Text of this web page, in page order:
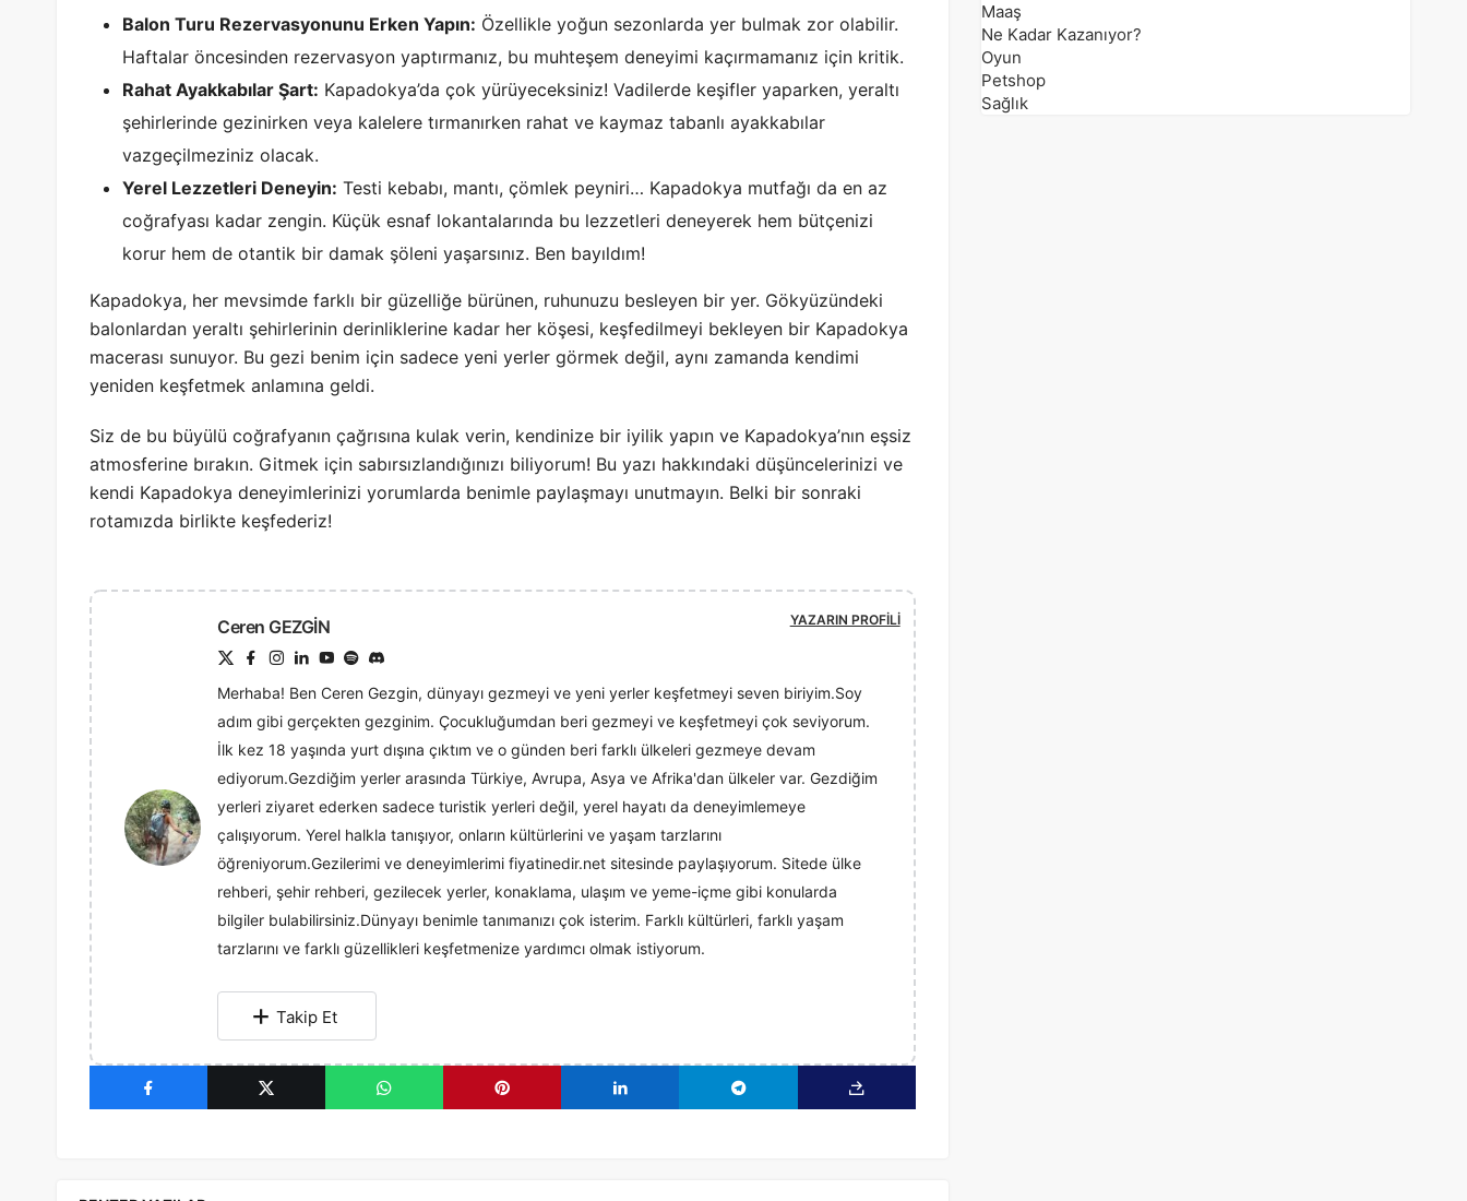
Balon Turu Rezervasyonunu Erken Yapın: Özellikle yoğun sezonlarda yer bulmak zor olabilir.
Haftalar öncesinden rezervasyon yaptırmanız, bu muhteşem deneyimi kaçırmamanız için kritik.
Rahat Ayakkabılar Şart: Kapadokya’da çok yürüyeceksiniz! Vadilerde keşifler yaparken, yeraltı
şehirlerinde gezinirken veya kalelere tırmanırken rahat ve kaymaz tabanlı ayakkabılar
vazgeçilmeziniz olacak.
Yerel Lezzetleri Deneyin: Testi kebabı, mantı, çömlek peyniri… Kapadokya mutfağı da en az
coğrafyası kadar zengin. Küçük esnaf lokantalarında bu lezzetleri deneyerek hem bütçenizi
korur hem de otantik bir damak şöleni yaşarsınız. Ben bayıldım!
Kapadokya, her mevsimde farklı bir güzelliğe bürünen, ruhunuzu besleyen bir yer. Gökyüzündeki
balonlardan yeraltı şehirlerinin derinliklerine kadar her köşesi, keşfedilmeyi bekleyen bir Kapadokya
macerası sunuyor. Bu gezi benim için sadece yeni yerler görmek değil, aynı zamanda kendimi
yeniden keşfetmek anlamına geldi.
Siz de bu büyülü coğrafyanın çağrısına kulak verin, kendinize bir iyilik yapın ve Kapadokya’nın eşsiz
atmosferine bırakın. Gitmek için sabırsızlandığınızı biliyorum! Bu yazı hakkındaki düşüncelerinizi ve
kendi Kapadokya deneyimlerinizi yorumlarda benimle paylaşmayı unutmayın. Belki bir sonraki
rotamızda birlikte keşfederiz!
Ceren GEZGİN
Merhaba! Ben Ceren Gezgin, dünyayı gezmeyi ve yeni yerler keşfetmeyi seven biriyim.Soy
adım gibi gerçekten gezginim. Çocukluğumdan beri gezmeyi ve keşfetmeyi çok seviyorum.
İlk kez 18 yaşında yurt dışına çıktım ve o günden beri farklı ülkeleri gezmeye devam
ediyorum.Gezdiğim yerler arasında Türkiye, Avrupa, Asya ve Afrika'dan ülkeler var. Gezdiğim
yerleri ziyaret ederken sadece turistik yerleri değil, yerel hayatı da deneyimlemeye
çalışıyorum. Yerel halkla tanışıyor, onların kültürlerini ve yaşam tarzlarını
öğreniyorum.Gezilerimi ve deneyimlerimi fiyatinedir.net sitesinde paylaşıyorum. Sitede ülke
rehberi, şehir rehberi, gezilecek yerler, konaklama, ulaşım ve yeme-içme gibi konularda
bilgiler bulabilirsiniz.Dünyayı benimle tanımanızı çok isterim. Farklı kültürleri, farklı yaşam
tarzlarını ve farklı güzellikleri keşfetmenize yardımcı olmak istiyorum.
YAZARIN PROFILI
Takip Et
Maaş
Ne Kadar Kazanıyor?
Oyun
Petshop
Sağlık